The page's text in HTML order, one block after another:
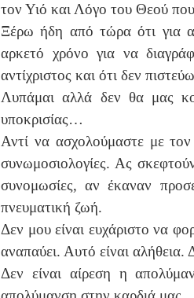
τον Υιό και Λόγο του Θεού
Ξέρω ήδη από τώρα ότι για
αρκετό χρόνο για να
αντίχριστος και ότι δεν
Λυπάμαι αλλά δεν θα μας
υποκρισίας…
Αντί να ασχολούμαστε με
συνωμοσιολογίες. Ας
συνομωσίες, αν έκαναν
πνευματική ζωή.
Δεν μου είναι ευχάριστο να
αναπαύει. Αυτό είναι
Δεν είναι αίρεση η